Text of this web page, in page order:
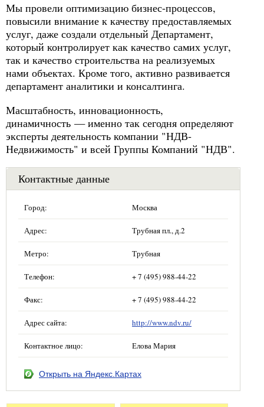
Мы провели оптимизацию бизнес-процессов,
повысили внимание к качеству предоставляемых
услуг, даже создали отдельный Департамент,
который контролирует как качество самих услуг,
так и качество строительства на реализуемых
нами объектах. Кроме того, активно развивается
департамент аналитики и консалтинга.
Масштабность, инновационность,
динамичность — именно так сегодня определяют
эксперты деятельность компании "НДВ-
Недвижимость" и всей Группы Компаний "НДВ".
Контактные данные
Город: Москва
Адрес: Трубная пл., д.2
Метро: Трубная
Телефон: + 7 (495) 988-44-22
Факс: + 7 (495) 988-44-22
Адрес сайта: http://www.ndv.ru/
Контактное лицо: Елова Мария
Открыть на Яндекс.Картах